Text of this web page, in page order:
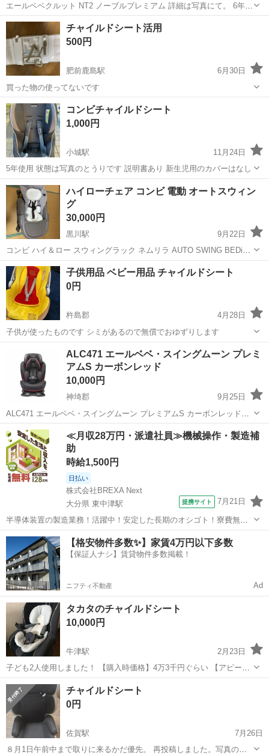
エールベベクルット NT2 ノーブルプレミアム 詳細は写真にて。 6年前
に購入したものです。 子供3人とも使ってきました。 美品とは行きま
せんが問題なく使えます。 安くて機能性を求めてる方にぴったりで
す。
佐賀 唐津市 唐津駅 ベビー用品
チャイルドシート活用
500円
肥前鹿島駅
6月30日
買った物の使ってないです
佐賀 鹿島市 肥前鹿島駅 ベビー用品
コンビチャイルドシート
1,000円
小城駅
11月24日
5年使用 状態は写真のとうりです 説明書あり 新生児用のカバーはなし
佐賀 小城市 小城駅 コンビ
ハイローチェア コンビ 電動 オートスウィン
グ
30,000円
黒川駅
9月22日
コンビ ハイ＆ロー スウィングラック ネムリラ AUTO SWING BEDi
EG シリーズ ハイローチェアの電動です。 おやすみドームは付いてお
りませんが、ドーム取り付け口はあるので 別でご準備いただければ使
用可能です...
佐賀 西松浦郡 黒川駅 ベビー用品 ハイローチェア
子供用品 ベビー用品 チャイルドシート
0円
杵島郡
4月28日
子供が使ったものです シミがあるので無償でおゆずりします
ALC471 エールベベ・スイングムーン プレミ
アムS カーボンレッド
10,000円
神埼郡
9月25日
ALC471 エールベベ・スイングムーン プレミアムS カーボンレッドに
なります。 ３年くらい使いましたが、子供が大きくなって使わなくな
った為出品します。 程度については使用感はどうしてもありますが綺
麗な方かなと思います。 ...
佐賀 神埼郡 ベビー用品 エールベベ
≪月収28万円・派遣社員≫機械操作・製造補
助
時給1,500円
日払い
株式会社BREXA Next
大分県 東中津駅
提携サイト 7月21日
半導体装置の製造業務！活躍中！安定した長期のオシゴト！寮費無料
★赴任旅費会社負担◎20代～40代の男性活躍中★未経験活躍中！高時
給1,500円！《大分県中津市》 人気の工場のお仕事 ◇半導体装置内部
のシート製造◇ ＊クリー...
大分 中津市 東中津駅 その他
【格安物件多数✨】家賃4万円以下多数
【保証人ナシ】賃貸物件多数掲載！
ニフティ不動産 Ad
タカタのチャイルドシート
10,000円
牛津駅
2月23日
子ども2人使用しました！ 【購入時価格】4万3千円ぐらい 【アピール
ポイント】 チャイルドシートブランド。 ２人使用しましたので肩ベル
トなどの汚れ、タグの文字落ちはありますが、状態はいいのでまだま
だ使えます！ ...
佐賀 小城市 牛津駅 ベビー用品
チャイルドシート
0円
佐賀駅
7月26日
８月1日午前中まで取りに来るかだ優先。 再投稿しました。写真の確